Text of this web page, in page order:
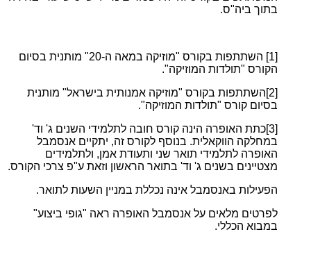
בתוך ביה"ס.
[1]
השתתפות בקורס "מוזיקה במאה ה-20" מותנית בסיום
הקורס "תולדות המוזיקה".
[2]השתתפות בקורס "מוזיקה אמנותית בישראל" מותנית
בסיום קורס "תולדות המוזיקה".
[3]כתת האופרה הינה קורס חובה לתלמידי השנים ג' וד'
במחלקה הווקאלית. בנוסף לקורס זה, יתקיים אנסמבל
האופרה לתלמידי תואר שני ותעודת אמן, ולתלמידים
מצטיינים בשנים ג' וד' בתואר הראשון וזאת ע"פ צרכי הקורס.
הפעילות באנסמבל אינה נכללת במניין השעות לתואר.
לפרטים מלאים על אנסמבל האופרה ראה "גופי ביצוע"
במבוא הכללי.